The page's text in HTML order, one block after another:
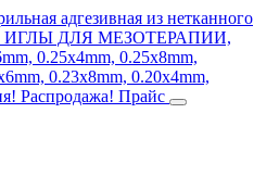
адгезивная из нетканного
ИГЛЫ ДЛЯ МЕЗОТЕРАПИИ,
0.25x4mm, 0.25x8mm,
0.23x8mm, 0.20x4mm,
Распродажа! Прайс